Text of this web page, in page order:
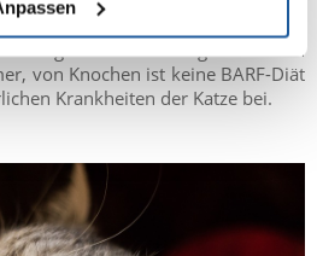
aus einer gründlichen
Die Fütterung von Fleisch
von Knochen ist keine BARF-Diät
Krankheiten der Katze bei.